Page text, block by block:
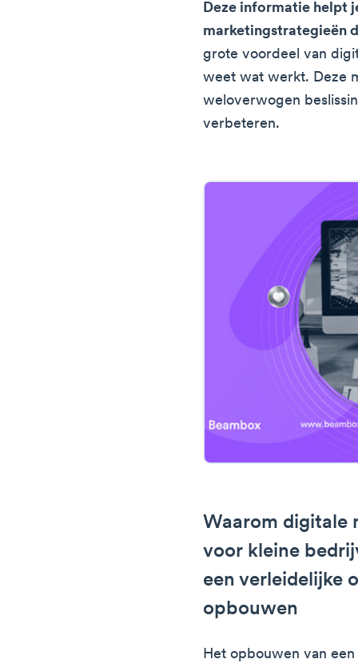
Deze informatie helpt
marketingstrategieën
grote voordeel van
weet wat werkt. Deze
weloverwogen
verbeteren.
Waarom digitale
voor kleine
een verleidelijke
opbouwen
Het opbouwen van